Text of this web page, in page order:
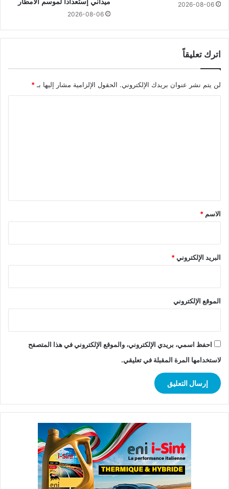
2026-08-06
2026-08-06
اترك تعليقاً
لن يتم نشر عنوان بريدك الإلكتروني. الحقول الإلزامية مشار إليها بـ *
*
الاسم *
البريد الإلكتروني*
الموقع الإلكتروني
احفظ اسمي، بريدي الإلكتروني، والموقع الإلكتروني في هذا المتصفح
لاستخدامها المرة المقبلة في تعليقي.